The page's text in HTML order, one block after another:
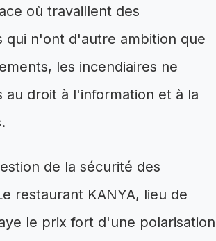
où travaillent des
qui n'ont d'autre ambition que
les incendiaires ne
droit à l'information et à la
de la sécurité des
restaurant KANYA, lieu de
le prix fort d'une polarisation